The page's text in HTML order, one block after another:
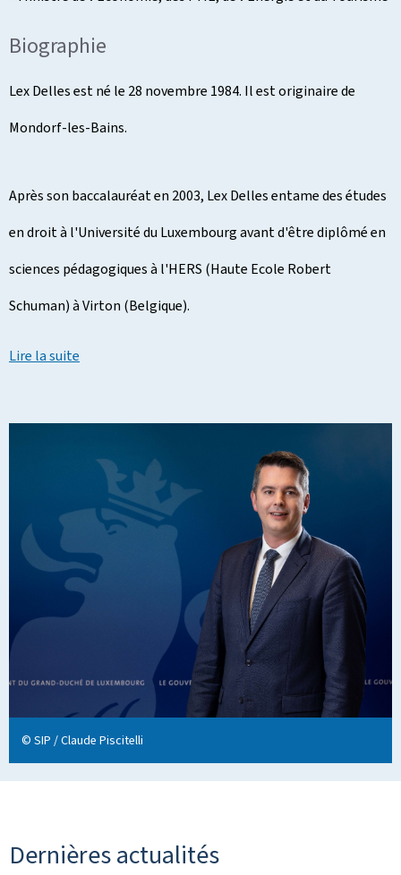
Biographie
Lex Delles est né le 28 novembre 1984. Il est originaire de
Mondorf-les-Bains.
Après son baccalauréat en 2003, Lex Delles entame des études
en droit à l'Université du Luxembourg avant d'être diplômé en
sciences pédagogiques à l'HERS (Haute Ecole Robert
Schuman) à Virton (Belgique).
Lire la suite
© SIP / Claude Piscitelli
Dernières actualités